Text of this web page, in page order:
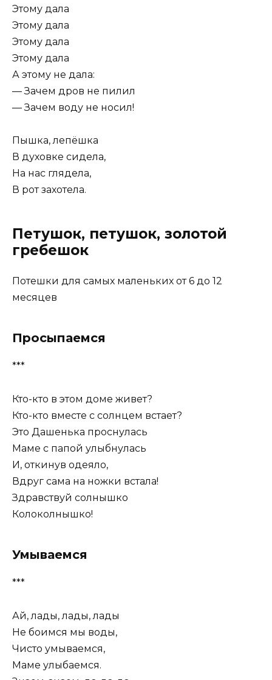
Этому дала
Этому дала
Этому дала
Этому дала
А этому не дала:
— Зачем дров не пилил
— Зачем воду не носил!
Пышка, лепёшка
В духовке сидела,
На нас глядела,
В рот захотела.
Петушок, петушок, золотой
гребешок
Потешки для самых маленьких от 6 до 12
месяцев
Просыпаемся
***
Кто-кто в этом доме живет?
Кто-кто вместе с солнцем встает?
Это Дашенька проснулась
Маме с папой улыбнулась
И, откинув одеяло,
Вдруг сама на ножки встала!
Здравствуй солнышко
Колоколнышко!
Умываемся
***
Ай, лады, лады, лады
Не боимся мы воды,
Чисто умываемся,
Маме улыбаемся.